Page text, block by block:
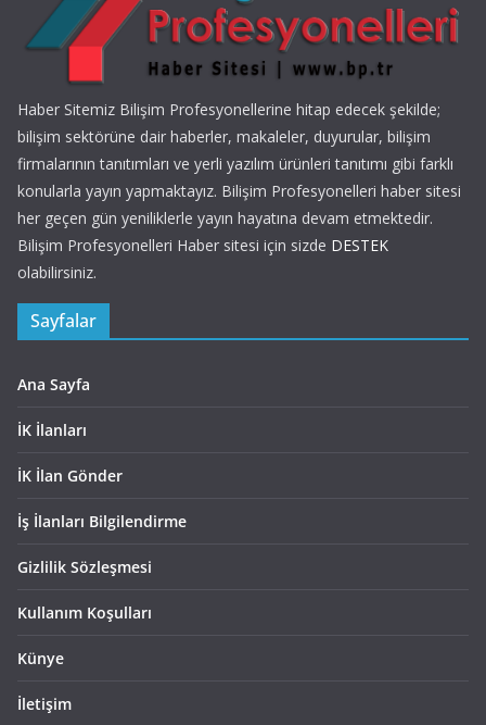
Haber Sitemiz Bilişim Profesyonellerine hitap edecek şekilde;
bilişim sektörüne dair haberler, makaleler, duyurular, bilişim
firmalarının tanıtımları ve yerli yazılım ürünleri tanıtımı gibi farklı
konularla yayın yapmaktayız. Bilişim Profesyonelleri haber sitesi
her geçen gün yeniliklerle yayın hayatına devam etmektedir.
Bilişim Profesyonelleri Haber sitesi için sizde DESTEK
olabilirsiniz.
Sayfalar
Ana Sayfa
İK İlanları
İK İlan Gönder
İş İlanları Bilgilendirme
Gizlilik Sözleşmesi
Kullanım Koşulları
Künye
İletişim